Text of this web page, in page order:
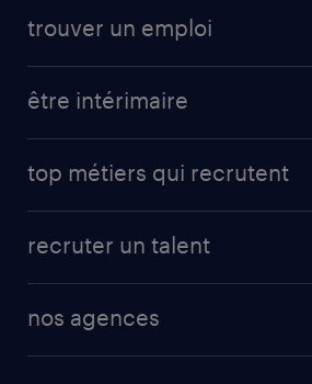
trouver un emploi
créer un compte candidat
être intérimaire
app talent / portail web
top métiers qui recrutent
recruter un talent
solutions opérationnelles
nos agences